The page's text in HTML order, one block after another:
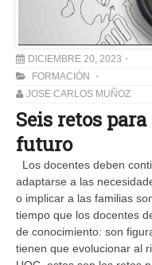
DICIEMBRE 20, 2023
FORMACIÓN
JOSE CARLOS MUÑOZ
Seis retos
futuro
Los docentes deben
adaptarse a las
o implicar a las familias
tiempo que los docentes
de conocimiento: son
tienen que evolucionar al